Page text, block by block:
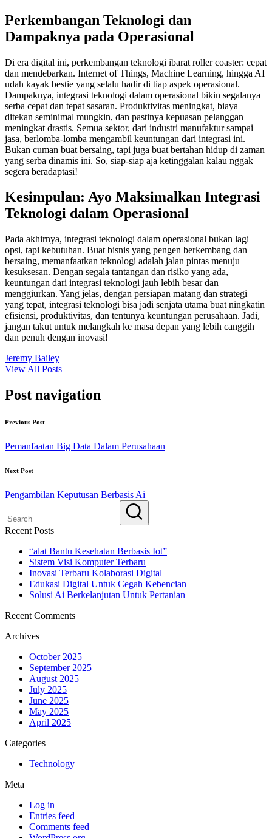
Perkembangan Teknologi dan
Dampaknya pada Operasional
Di era digital ini, perkembangan teknologi ibarat roller coaster: cepat
dan mendebarkan. Internet of Things, Machine Learning, hingga AI
udah kayak bestie yang selalu hadir di tiap aspek operasional.
Dampaknya, integrasi teknologi dalam operasional bikin segalanya
serba cepat dan tepat sasaran. Produktivitas meningkat, biaya
ditekan seminimal mungkin, dan pastinya kepuasan pelanggan
meningkat drastis. Semua sektor, dari industri manufaktur sampai
jasa, berlomba-lomba mengambil keuntungan dari integrasi ini.
Bukan cuman buat bersaing, tapi juga buat bertahan hidup di zaman
yang serba dinamis ini. So, siap-siap aja ketinggalan kalau nggak
segera beradaptasi!
Kesimpulan: Ayo Maksimalkan Integrasi
Teknologi dalam Operasional
Pada akhirnya, integrasi teknologi dalam operasional bukan lagi
opsi, tapi kebutuhan. Buat bisnis yang pengen berkembang dan
bersaing, memanfaatkan teknologi adalah jalan pintas menuju
kesuksesan. Dengan segala tantangan dan risiko yang ada,
keuntungan dari integrasi teknologi jauh lebih besar dan
menggiurkan. Yang jelas, dengan persiapan matang dan strategi
yang tepat, integrasi teknologi bisa jadi senjata utama buat ningkatin
efisiensi, produktivitas, dan tentunya keuntungan perusahaan. Jadi,
jangan takut untuk melangkah ke masa depan yang lebih canggih
dan penuh dengan inovasi!
Jeremy Bailey
View All Posts
Post navigation
Previous Post
Pemanfaatan Big Data Dalam Perusahaan
Next Post
Pengambilan Keputusan Berbasis Ai
Recent Posts
“alat Bantu Kesehatan Berbasis Iot”
Sistem Visi Komputer Terbaru
Inovasi Terbaru Kolaborasi Digital
Edukasi Digital Untuk Cegah Kebencian
Solusi Ai Berkelanjutan Untuk Pertanian
Recent Comments
Archives
October 2025
September 2025
August 2025
July 2025
June 2025
May 2025
April 2025
Categories
Technology
Meta
Log in
Entries feed
Comments feed